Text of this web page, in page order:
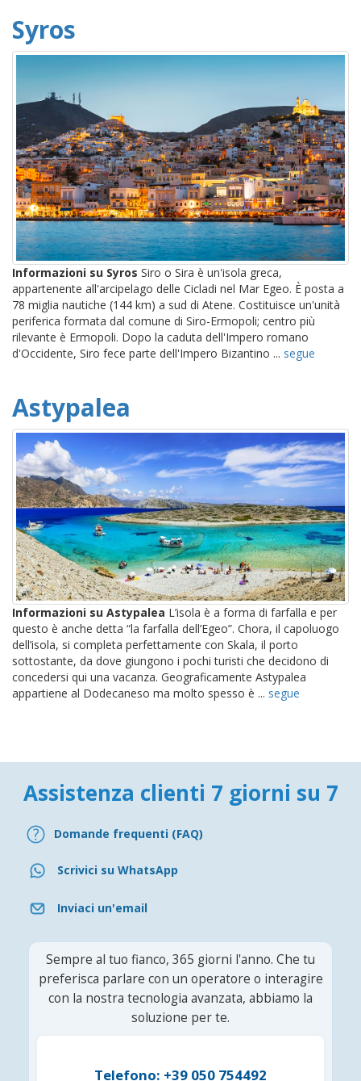
Syros
Informazioni su Syros Siro o Sira è un'isola greca,
appartenente all'arcipelago delle Cicladi nel Mar Egeo. È posta a
78 miglia nautiche (144 km) a sud di Atene. Costituisce un'unità
periferica formata dal comune di Siro-Ermopoli; centro più
rilevante è Ermopoli. Dopo la caduta dell'Impero romano
d'Occidente, Siro fece parte dell'Impero Bizantino ... segue
Astypalea
Informazioni su Astypalea L’isola è a forma di farfalla e per
questo è anche detta “la farfalla dell’Egeo”. Chora, il capoluogo
dell’isola, si completa perfettamente con Skala, il porto
sottostante, da dove giungono i pochi turisti che decidono di
concedersi qui una vacanza. Geograficamente Astypalea
appartiene al Dodecaneso ma molto spesso è ... segue
Assistenza clienti 7 giorni su 7
Domande frequenti (FAQ)
Scrivici su WhatsApp
Inviaci un'email
Sempre al tuo fianco, 365 giorni l'anno. Che tu
preferisca parlare con un operatore o interagire
con la nostra tecnologia avanzata, abbiamo la
soluzione per te.
Telefono: +39 050 754492